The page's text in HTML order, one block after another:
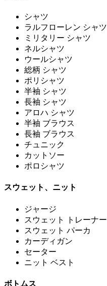
シャツ
ラルフローレン シャツ
ミリタリー シャツ
ネルシャツ
ウールシャツ
総柄 シャツ
ポリシャツ
半袖 シャツ
長袖 シャツ
アロハ シャツ
半袖 ブラウス
長袖 ブラウス
チュニック
カットソー
ポロシャツ
スウェット、ニット
ジャージ
スウェット トレーナー
スウェット パーカ
カーディガン
セーター
ニット ベスト
ボトムス